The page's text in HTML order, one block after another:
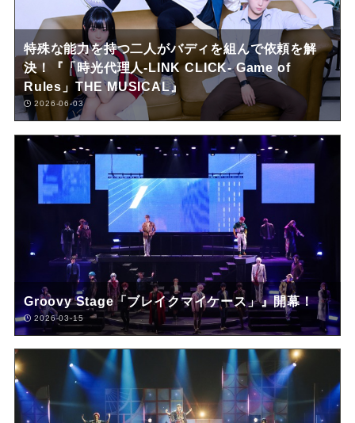
特殊な能力を持つ二人がバディを組んで依頼を解
決！『「時光代理人-LINK CLICK- Game of
Rules」THE MUSICAL』
2026-06-03
Groovy Stage「ブレイクマイケース」』開幕！
2026-03-15